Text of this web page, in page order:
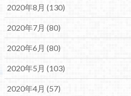
2020年8月 (130)
2020年7月 (80)
2020年6月 (80)
2020年5月 (103)
2020年4月 (57)